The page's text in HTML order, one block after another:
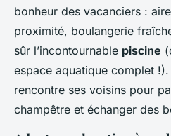
bonheur des vacanciers :
proximité, boulangerie
sûr l’incontournable piscine
espace aquatique complet !).
rencontre ses voisins pour
champêtre et échanger des